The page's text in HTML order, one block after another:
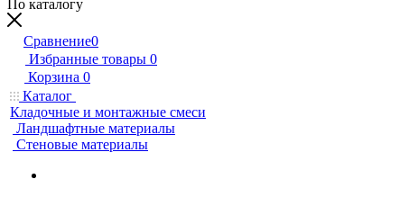
По каталогу
Сравнение0
Избранные товары 0
Корзина 0
Каталог
Кладочные и монтажные смеси
Ландшафтные материалы
Стеновые материалы